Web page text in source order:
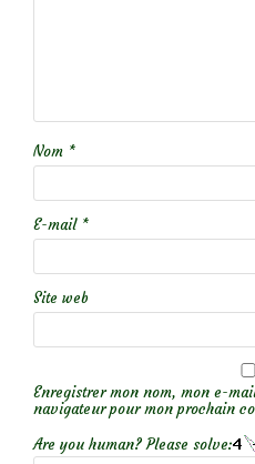
Nom *
E-mail *
Site web
Enregistrer mon nom, mon e-
navigateur pour mon prochain
Are you human? Please solve: